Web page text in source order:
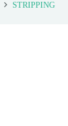
STRIPPING